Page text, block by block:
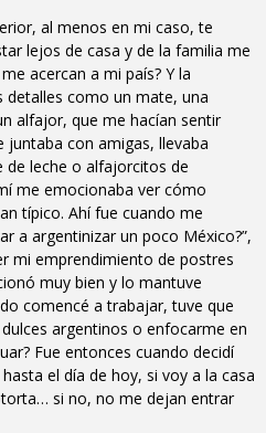
al menos en mi caso, te
lejos de casa y de la familia me
acercan a mi país? Y la
detalles como un mate, una
alfajor, que me hacían sentir
juntaba con amigas, llevaba
de leche o alfajorcitos de
me emocionaba ver cómo
típico. Ahí fue cuando me
a argentinizar un poco México?”,
mi emprendimiento de postres
muy bien y lo mantuve
comencé a trabajar, tuve que
argentinos o enfocarme en
Fue entonces cuando decidí
el día de hoy, si voy a la casa
si no, no me dejan entrar